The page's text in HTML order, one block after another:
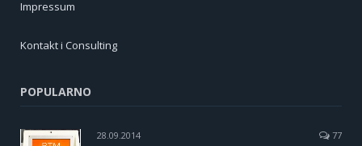
Impressum
Kontakt i Consulting
POPULARNO
28.09.2014 77